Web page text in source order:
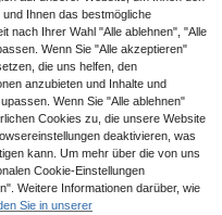
Ihnen das bestmögliche
nach Ihrer Wahl "Alle ablehnen", "Alle
Wenn Sie "Alle akzeptieren"
die uns helfen, den
anzubieten und Inhalte und
Wenn Sie "Alle ablehnen"
Cookies zu, die unsere Website
deaktivieren, was
kann. Um mehr über die von uns
Cookie-Einstellungen
Weitere Informationen darüber, wie
Sie in unserer